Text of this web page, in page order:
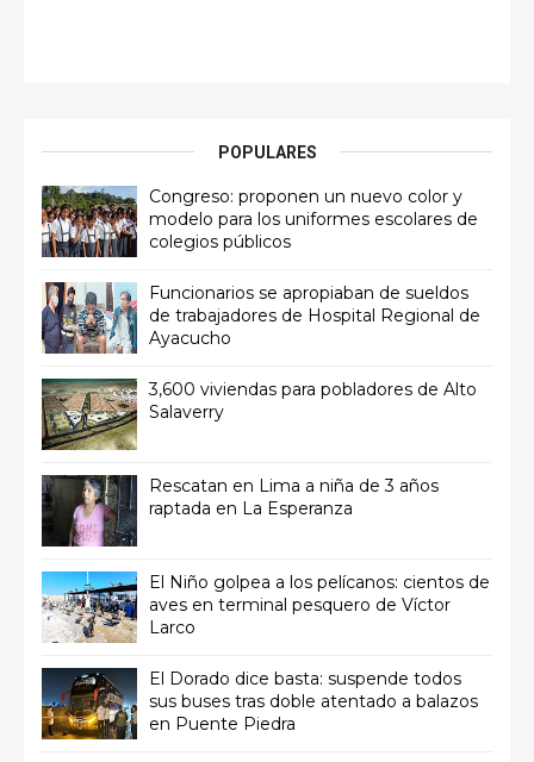
POPULARES
Congreso: proponen un nuevo color y
modelo para los uniformes escolares de
colegios públicos
Funcionarios se apropiaban de sueldos
de trabajadores de Hospital Regional de
Ayacucho
3,600 viviendas para pobladores de Alto
Salaverry
Rescatan en Lima a niña de 3 años
raptada en La Esperanza
El Niño golpea a los pelícanos: cientos de
aves en terminal pesquero de Víctor
Larco
El Dorado dice basta: suspende todos
sus buses tras doble atentado a balazos
en Puente Piedra